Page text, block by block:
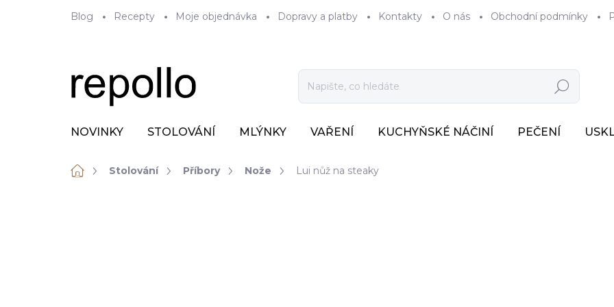
Blog Recepty Moje objednávka Dopravy a platby Kontakty O nás Obchodní podmínky
Hledat
NOVINKY STOLOVÁNÍ MLÝNKY VAŘENÍ KUCHYŇSKÉ NÁČINÍ PEČENÍ
DomůStolování Příbory Nože Lui nůž na steaky